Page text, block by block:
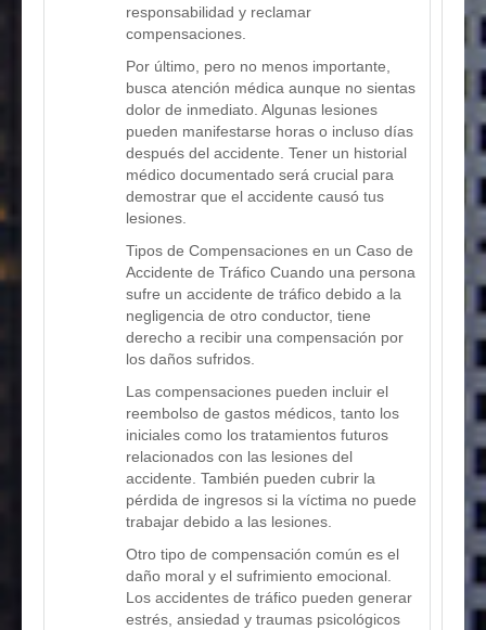
responsabilidad y reclamar
compensaciones.
Por último, pero no menos importante,
busca atención médica aunque no sientas
dolor de inmediato. Algunas lesiones
pueden manifestarse horas o incluso días
después del accidente. Tener un historial
médico documentado será crucial para
demostrar que el accidente causó tus
lesiones.
Tipos de Compensaciones en un Caso de
Accidente de Tráfico Cuando una persona
sufre un accidente de tráfico debido a la
negligencia de otro conductor, tiene
derecho a recibir una compensación por
los daños sufridos.
Las compensaciones pueden incluir el
reembolso de gastos médicos, tanto los
iniciales como los tratamientos futuros
relacionados con las lesiones del
accidente. También pueden cubrir la
pérdida de ingresos si la víctima no puede
trabajar debido a las lesiones.
Otro tipo de compensación común es el
daño moral y el sufrimiento emocional.
Los accidentes de tráfico pueden generar
estrés, ansiedad y traumas psicológicos